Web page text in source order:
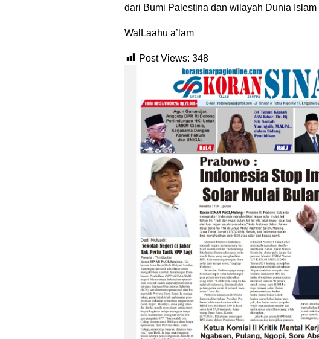
dari Bumi Palestina dan wilayah Dunia Islam
WalLaahu a’lam
Post Views: 348